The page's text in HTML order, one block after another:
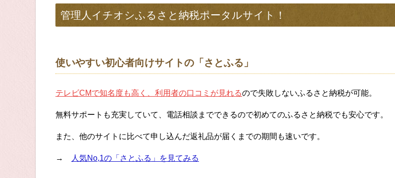
管理人イチオシふるさと納税ポータルサイト！
使いやすい初心者向けサイトの「さとふる」
テレビCMで知名度も高く、利用者の口コミが見れるので失敗しないふるさと納税が可能。
無料サポートも充実していて、電話相談までできるので初めてのふるさと納税でも安心です。
また、他のサイトに比べて申し込んだ返礼品が届くまでの期間も速いです。
→ 人気No,1の「さとふる」を見てみる